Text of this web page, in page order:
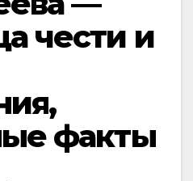
чести и
факты